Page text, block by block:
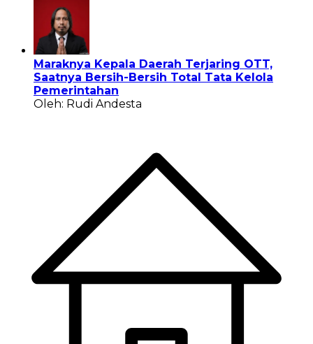
Maraknya Kepala Daerah Terjaring OTT,
Saatnya Bersih-Bersih Total Tata Kelola
Pemerintahan
Oleh: Rudi Andesta